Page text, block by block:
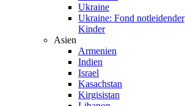
Ukraine
Ukraine: Fond notleidender
Kinder
Asien
Armenien
Indien
Israel
Kasachstan
Kirgisistan